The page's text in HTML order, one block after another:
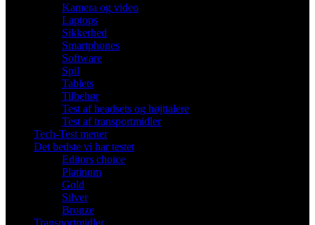
Kamera og video
Laptops
Sikkerhed
Smartphones
Software
Spil
Tablets
Tilbehør
Test af headsets og højttalere
Test af transportmidler
Tech-Test mener
Det bedste vi har testet
Editors choice
Platinum
Gold
Silver
Bronze
Transportmidler